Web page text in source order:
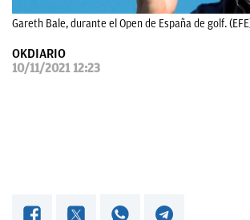
Gareth Bale, durante el Open de España de golf.
OKDIARIO
10/11/2021 12:23